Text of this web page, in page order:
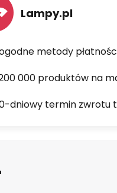
Lampy.pl
metody
000 produktów na
dniowy termin zwrotu